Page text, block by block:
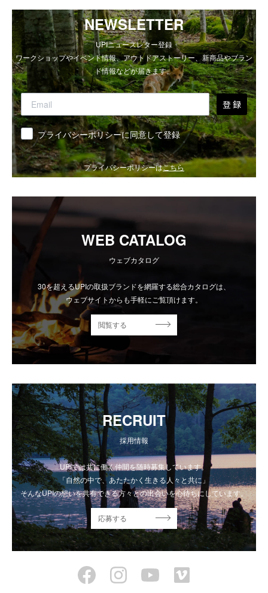
NEWSLETTER
UPIニュースレター登録
ワークショップやイベント情報、アウトドアストーリー、新商品やブラン
ド情報などが届きます。
登 録
同意 プライバシーポリシーに同意して登録
プライバシーポリシーはこちら
WEB CATALOG
ウェブカタログ
30を超えるUPIの取扱ブランドを網羅する総合カタログは、
ウェブサイトからも手軽にご覧頂けます。
閲覧する
RECRUIT
採用情報
UPIでは共に働く仲間を随時募集しています。
「自然の中で、あたたかく生きる人々と共に」
そんなUPIの想いを共有できる方々との出会いを心待ちにしています。
応募する